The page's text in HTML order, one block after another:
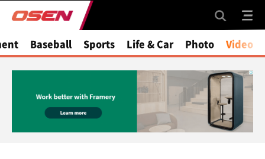
Baseball Sports Life & Car Photo Video